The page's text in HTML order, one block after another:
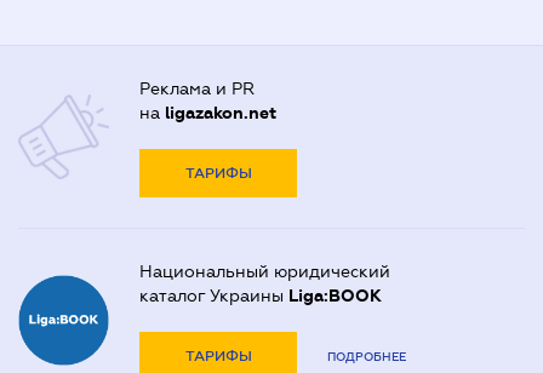
Реклама и PR
на ligazakon.net
ТАРИФЫ
Национальный юридический
каталог Украины Liga:BOOK
ТАРИФЫ ПОДРОБНЕЕ